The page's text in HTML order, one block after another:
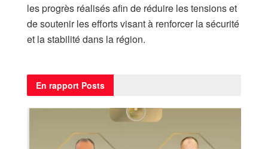
les progrès réalisés afin de réduire les tensions et
de soutenir les efforts visant à renforcer la sécurité
et la stabilité dans la région.
En rapport Posts